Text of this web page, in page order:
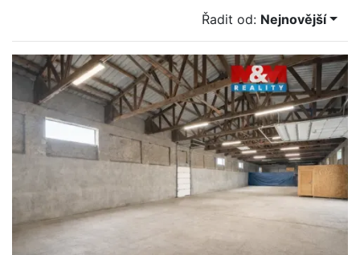
Řadit od: Nejnovější